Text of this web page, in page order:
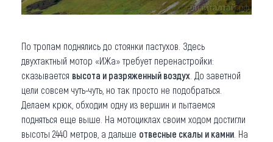
По тропам поднялись до стоянки пастухов. Здесь
двухтактный мотор «ИЖа» требует перенастройки:
сказывается высота и разряженный воздух . До заветной
цели совсем чуть-чуть, но так просто не подобраться.
Делаем крюк, обходим одну из вершин и пытаемся
подняться еще выше. На мотоциклах своим ходом достигли
высоты 2440 метров, а дальше отвесные скалы и камни . На